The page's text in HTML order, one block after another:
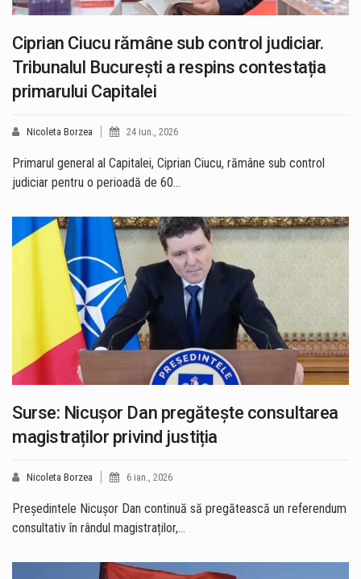
Ciprian Ciucu rămâne sub control judiciar.
Tribunalul București a respins contestația
primarului Capitalei
Nicoleta Borzea 24 iun., 2026
Primarul general al Capitalei, Ciprian Ciucu, rămâne sub control
judiciar pentru o perioadă de 60…
Surse: Nicușor Dan pregătește consultarea
magistraților privind justiția
Nicoleta Borzea 6 ian., 2026
Președintele Nicușor Dan continuă să pregătească un referendum
consultativ în rândul magistraților,…